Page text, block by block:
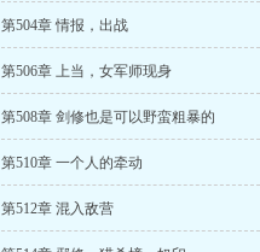
第504章 情报，出战
第506章 上当，女军师现身
第508章 剑修也是可以野蛮粗暴的
第510章 一个人的牵动
第512章 混入敌营